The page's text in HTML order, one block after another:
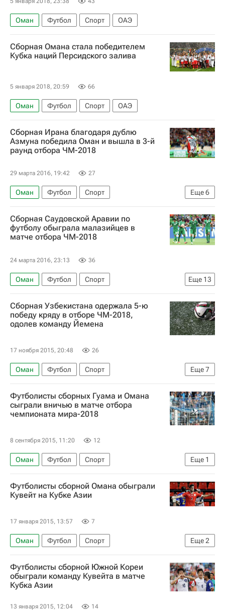
Оман Футбол Спорт ОАЭ
Сборная Омана стала победителем
Кубка наций Персидского залива
5 января 2018, 20:59 66
Оман Футбол Спорт ОАЭ
Сборная Ирана благодаря дублю
Азмуна победила Оман и вышла в 3-й
раунд отбора ЧМ-2018
29 марта 2016, 19:42 27
Еще6
Оман Футбол
Спорт
Чемпионат мира 2022 (отборочный турнир, Азия)
Вьетнам
Ирак Иран
Ростов
Сердар Азмун
Сборная Саудовской Аравии по
футболу обыграла малазийцев в
матче отбора ЧМ-2018
24 марта 2016, 23:13 36
Еще 13
Оман Футбол
Спорт
Чемпионат мира 2022 (отборочный турнир, Азия)
Гонконг
Малайзия Индия
Йемен
Сирия
Катар
Таиланд
Сборная Узбекистана одержала 5-ю
победу кряду в отборе ЧМ-2018,
одолев команду Йемена
17 ноября 2015, 20:48 26
Еще7
Оман Футбол
Спорт
Чемпионат мира 2022 (отборочный турнир, Азия)
Туркменистан
Киргизия
Малайзия
Йемен
ОАЭ Иордания
Футболисты сборных Гуама и Омана
сыграли вничью в матче отбора
чемпионата мира-2018
8 сентября 2015, 11:20 12
Еще 1
Оман Футбол
Спорт
Чемпионат мира 2022 (отборочный турнир, Азия)
Футболисты сборной Омана обыграли
Кувейт на Кубке Азии
17 января 2015, 13:57 7
Еще2
Оман Футбол
Спорт
Кубок Азии по футболу
Кувейт
Футболисты сборной Южной Кореи
обыграли команду Кувейта в матче
Кубка Азии
13 января 2015, 12:04 14